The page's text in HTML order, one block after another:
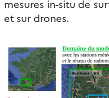
mesures in-situ de
et sur drones.